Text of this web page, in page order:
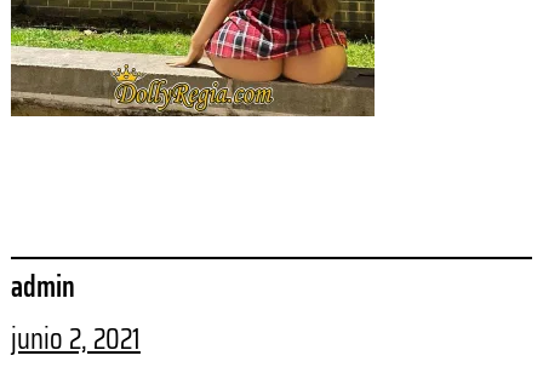
admin
junio 2, 2021